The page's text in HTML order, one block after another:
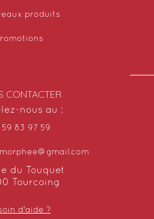
produits
CONTACTER
nous au :
59 83 97 59
du Touquet
Tourcoing
d'aide ?